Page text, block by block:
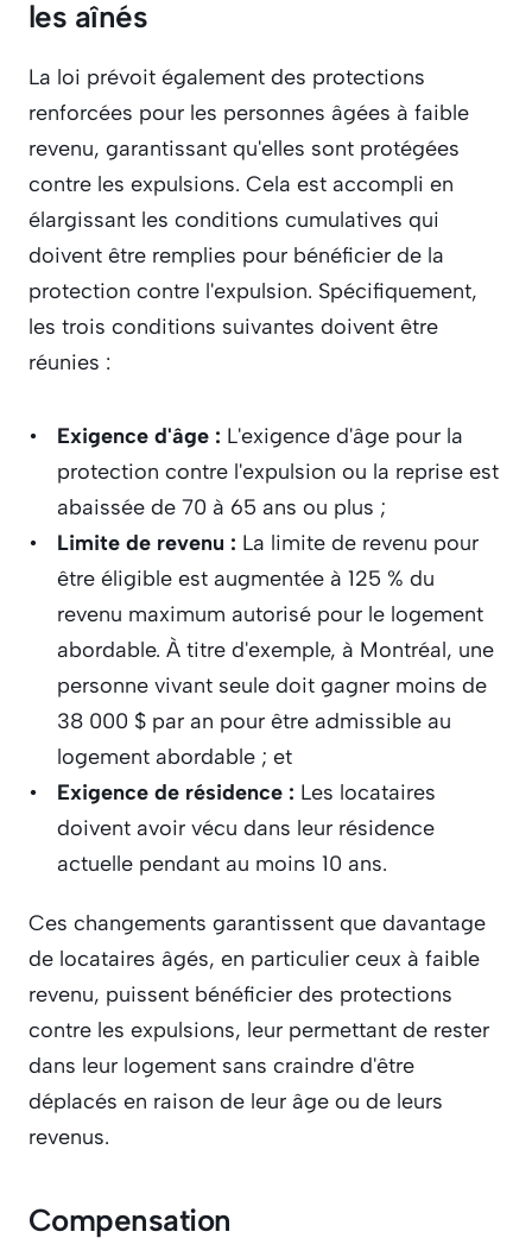
les aînés
La loi prévoit également des protections
renforcées pour les personnes âgées à faible
revenu, garantissant qu'elles sont protégées
contre les expulsions. Cela est accompli en
élargissant les conditions cumulatives qui
doivent être remplies pour bénéficier de la
protection contre l'expulsion. Spécifiquement,
les trois conditions suivantes doivent être
réunies :
Exigence d'âge : L'exigence d'âge pour la
protection contre l'expulsion ou la reprise est
abaissée de 70 à 65 ans ou plus ;
Limite de revenu : La limite de revenu pour
être éligible est augmentée à 125 % du
revenu maximum autorisé pour le logement
abordable. À titre d'exemple, à Montréal, une
personne vivant seule doit gagner moins de
38 000 $ par an pour être admissible au
logement abordable ; et
Exigence de résidence : Les locataires
doivent avoir vécu dans leur résidence
actuelle pendant au moins 10 ans.
Ces changements garantissent que davantage
de locataires âgés, en particulier ceux à faible
revenu, puissent bénéficier des protections
contre les expulsions, leur permettant de rester
dans leur logement sans craindre d'être
déplacés en raison de leur âge ou de leurs
revenus.
Compensation